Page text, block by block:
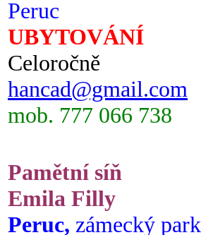
Peruc
UBYTOVÁNÍ
Celoročně
hancad@gmail.com
mob. 777 066 738
Pamětní síň
Emila Filly
Peruc, zámecký park